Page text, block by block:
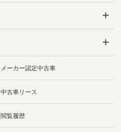
メーカー認定中古車
中古車リース
閲覧履歴